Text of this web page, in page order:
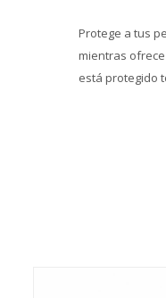
Protege a tus
mientras
está protegido